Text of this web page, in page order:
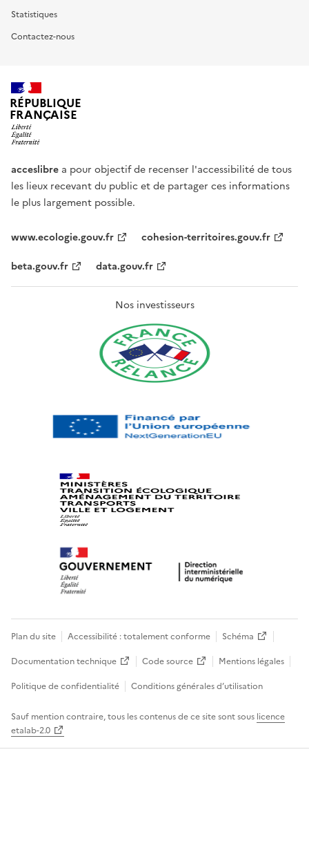
Statistiques
Contactez-nous
RÉPUBLIQUE
FRANÇAISE
acceslibre a pour objectif de recenser l'accessibilité de tous
les lieux recevant du public et de partager ces informations
le plus largement possible.
www.ecologie.gouv.fr
cohesion-territoires.gouv.fr
beta.gouv.fr
data.gouv.fr
Nos investisseurs
Plan du site Accessibilité : totalement conforme
Schéma
Documentation technique
Code source
Mentions légales
Politique de confidentialité
Conditions générales d’utilisation
Sauf mention contraire, tous les contenus de ce site sont sous licence
etalab-2.0